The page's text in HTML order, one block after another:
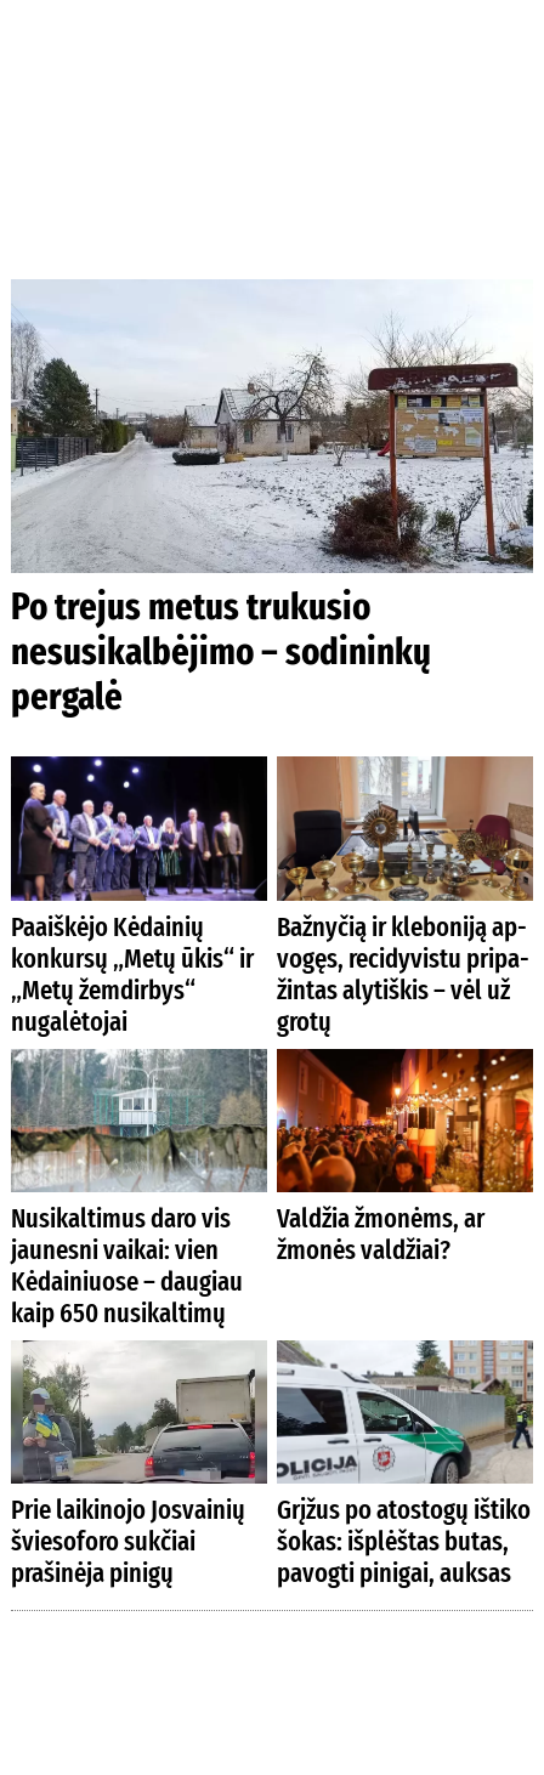
Po trejus metus trukusio
nesusikalbėjimo – sodininkų
pergalė
Paaiškėjo Kėdainių
konkursų „Metų ūkis“ ir
„Metų žemdirbys“
nugalėtojai
Baž­ny­čią ir kle­bo­ni­ją ap­
vo­gęs, re­ci­dy­vis­tu pri­pa­
žin­tas aly­tiš­kis – vėl už
gro­tų
Nusikaltimus daro vis
jaunesni vaikai: vien
Kėdainiuose – daugiau
kaip 650 nusikaltimų
Valdžia žmonėms, ar
žmonės valdžiai?
Prie laikinojo Josvainių
šviesoforo sukčiai
prašinėja pinigų
Grįžus po atostogų ištiko
šokas: išplėštas butas,
pavogti pinigai, auksas